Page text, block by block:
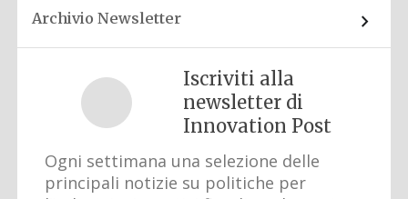
Archivio Newsletter
Iscriviti alla
newsletter di
Innovation Post
Ogni settimana una selezione delle
principali notizie su politiche per